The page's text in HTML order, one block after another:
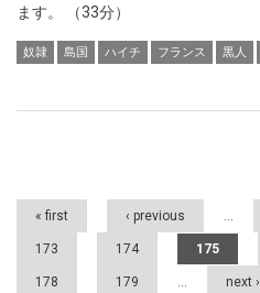
ます。 （33分）
奴隷 島国 ハイチ フランス 黒人
Pages
« first ‹ previous …
173 174 175
178 179 … next ›